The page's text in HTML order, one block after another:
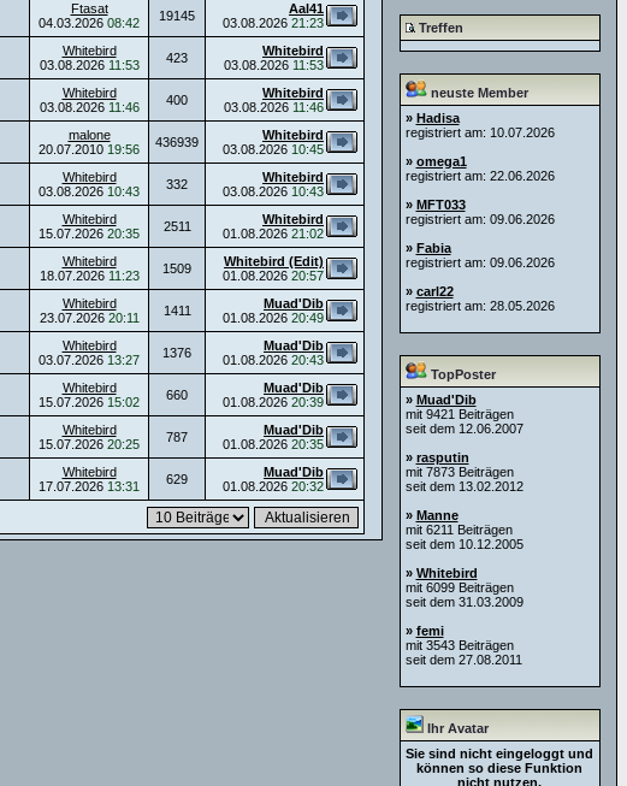
Ftasat
04.03.2026 08:42 19145
Aal41
03.08.2026 21:23
Whitebird
03.08.2026 11:53 423
Whitebird
03.08.2026 11:53
Whitebird
03.08.2026 11:46 400
Whitebird
03.08.2026 11:46
malone
20.07.2010 19:56 436939
Whitebird
03.08.2026 10:45
Whitebird
03.08.2026 10:43 332
Whitebird
03.08.2026 10:43
Whitebird
15.07.2026 20:35 2511
Whitebird
01.08.2026 21:02
Whitebird
18.07.2026 11:23 1509
Whitebird (Edit)
01.08.2026 20:57
Whitebird
23.07.2026 20:11 1411
Muad'Dib
01.08.2026 20:49
Whitebird
03.07.2026 13:27 1376
Muad'Dib
01.08.2026 20:43
Whitebird
15.07.2026 15:02 660
Muad'Dib
01.08.2026 20:39
Whitebird
15.07.2026 20:25 787
Muad'Dib
01.08.2026 20:35
Whitebird
17.07.2026 13:31 629
Muad'Dib
01.08.2026 20:32
Treffen
neuste Member
» Hadisa
registriert am: 10.07.2026
» omega1
registriert am: 22.06.2026
» MFT033
registriert am: 09.06.2026
» Fabia
registriert am: 09.06.2026
» carl22
registriert am: 28.05.2026
TopPoster
» Muad'Dib
mit 9421 Beiträgen
seit dem 12.06.2007
» rasputin
mit 7873 Beiträgen
seit dem 13.02.2012
» Manne
mit 6211 Beiträgen
seit dem 10.12.2005
» Whitebird
mit 6099 Beiträgen
seit dem 31.03.2009
» femi
mit 3543 Beiträgen
seit dem 27.08.2011
Ihr Avatar
Sie sind nicht eingeloggt und
können so diese Funktion
nicht nutzen.